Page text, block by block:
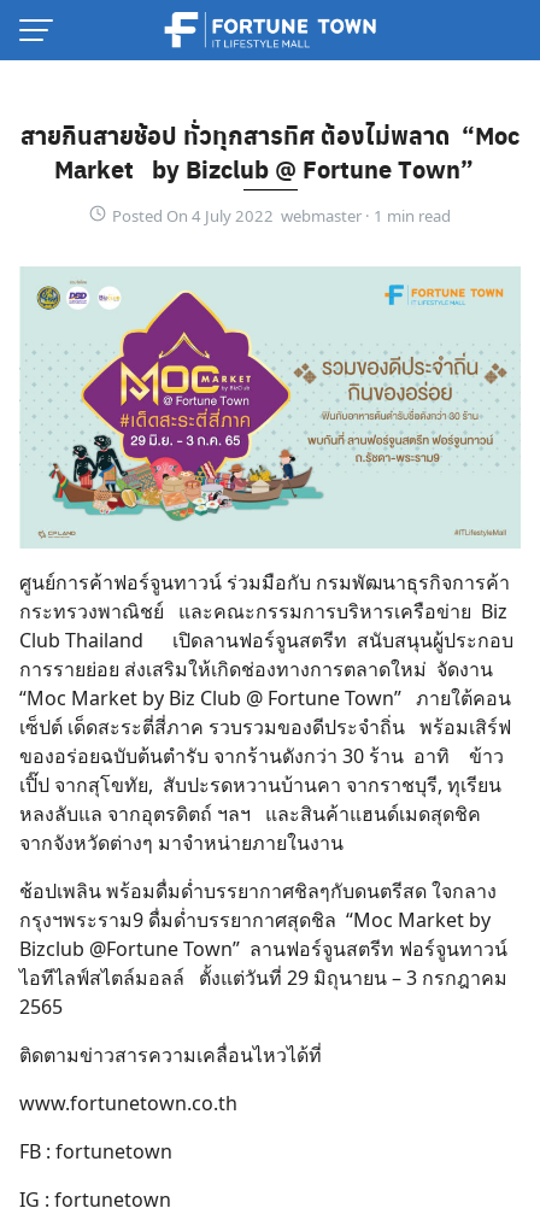
Skip
Thai
English
สายกินสายช้อป ทั่วทุกสารทิศ ต้องไม่พลาด “Moc
Market by Bizclub @ Fortune Town”
Posted On 4 July 2022 webmaster ·
ศูนย์การค้าฟอร์จูนทาวน์ ร่วมมือกับ กรมพัฒนาธุรกิจการค้า
กระทรวงพาณิชย์ และคณะกรรมการบริหารเครือข่าย Biz
Club Thailand เปิดลานฟอร์จูนสตรีท สนับสนุนผู้ประกอบ
การรายย่อย ส่งเสริมให้เกิดช่องทางการตลาดใหม่ จัดงาน
“Moc Market by Biz Club @ Fortune Town” ภายใต้คอน
เซ็ปต์ เด็ดสะระตี่สี่ภาค รวบรวมของดีประจำถิ่น พร้อมเสิร์ฟ
ของอร่อยฉบับต้นตำรับ จากร้านดังกว่า 30 ร้าน อาทิ ข้าว
เปิ๊ป จากสุโขทัย, สับปะรดหวานบ้านคา จากราชบุรี, ทุเรียน
หลงลับแล จากอุตรดิตถ์ ฯลฯ และสินค้าแฮนด์เมดสุดชิค
จากจังหวัดต่างๆ มาจำหน่ายภายในงาน
ช้อปเพลิน พร้อมดื่มด่ำบรรยากาศชิลๆกับดนตรีสด ใจกลาง
กรุงฯพระราม9 ดื่มด่ำบรรยากาศสุดชิล “Moc Market by
Bizclub @Fortune Town” ลานฟอร์จูนสตรีท ฟอร์จูนทาวน์
ไอทีไลฟ์สไตล์มอลล์ ตั้งแต่วันที่ 29 มิถุนายน – 3 กรกฎาคม
2565
ติดตามข่าวสารความเคลื่อนไหวได้ที่
www.fortunetown.co.th
FB : fortunetown
IG : fortunetown